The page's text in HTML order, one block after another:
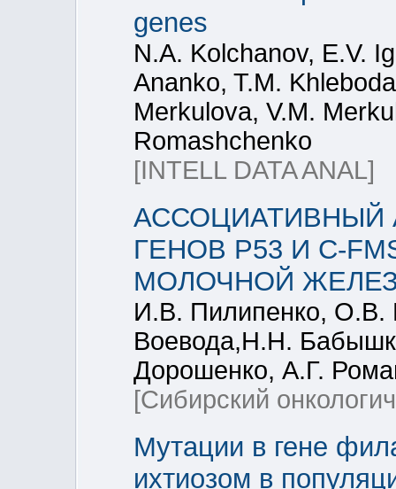
genes
N.A. Kolchanov, E.V.
Ananko, T.M.
Merkulova, V.M.
Romashchenko
[INTELL DATA ANAL]
ГЕНОВ P53 И C-
МОЛОЧНОЙ
И.В. Пилипенко, О.В.
Воевода,Н.Н.
Дорошенко, А.Г.
[Сибирский
Мутации в гене
ихтиозом в